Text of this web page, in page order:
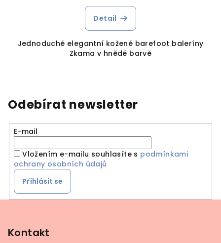
Detail
Jednoduché elegantní kožené barefoot baleríny
Zkama v hnědé barvě
Odebírat newsletter
E-mail
Vložením e-mailu souhlasíte s podmínkami
ochrany osobních údajů
Přihlásit se
Kontakt